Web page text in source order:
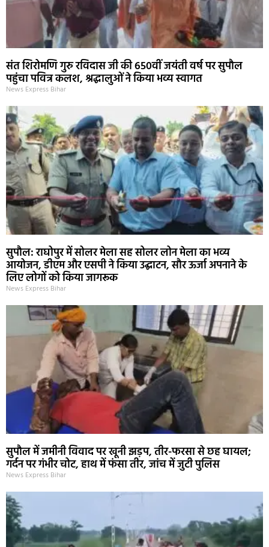
संत शिरोमणि गुरु रविदास जी की 650वीं जयंती वर्ष पर सुपौल
पहुंचा पवित्र कलश, श्रद्धालुओं ने किया भव्य स्वागत
News Express Bihar
सुपौल: राघोपुर में सोलर मेला सह सोलर लोन मेला का भव्य
आयोजन, डीएम और एसपी ने किया उद्घाटन, सौर ऊर्जा अपनाने के
लिए लोगों को किया जागरूक
News Express Bihar
सुपौल में जमीनी विवाद पर खूनी झड़प, तीर-फरसा से छह घायल;
गर्दन पर गंभीर चोट, हाथ में फंसा तीर, जांच में जुटी पुलिस
News Express Bihar